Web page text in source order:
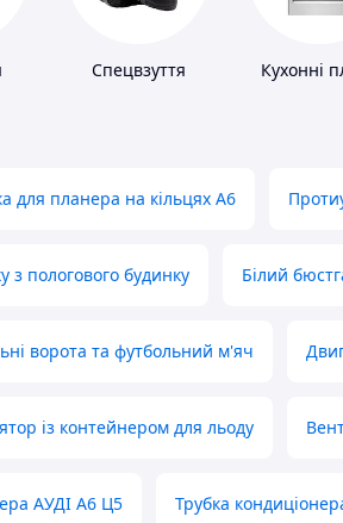
Спецвзуття Кухонні
для планера на кільцях А6
пологового будинку Білий
ворота та футбольний м'яч
із контейнером для льоду
АУДІ А6 Ц5 Трубка